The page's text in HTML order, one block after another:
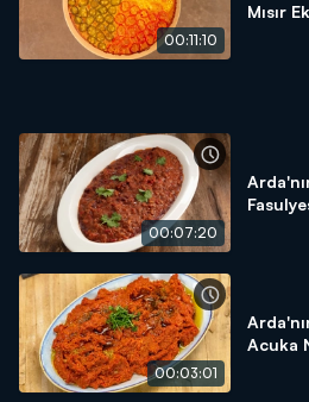
00:11:10
Mısır
00:07:20
00:03:01
Acuka